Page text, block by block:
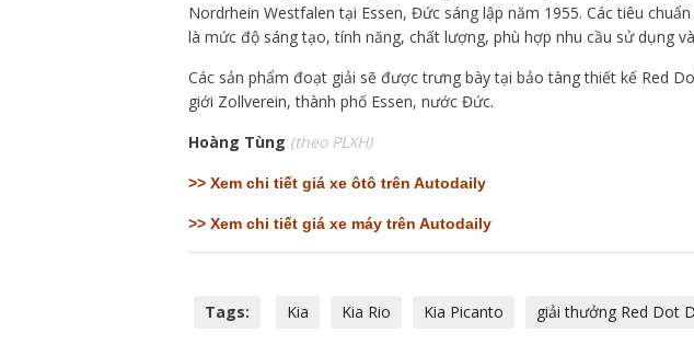
Nordrhein Westfalen tại Essen, Đức sáng lập năm 1955. Các tiêu
là mức độ sáng tạo, tính năng, chất lượng, phù hợp nhu cầu sử dụng
Các sản phẩm đoạt giải sẽ được trưng bày tại bảo tàng thiết kế Red
giới Zollverein, thành phố Essen, nước Đức.
Hoàng Tùng (theo PLXH)
>> Xem chi tiết giá xe ôtô trên Autodaily
>> Xem chi tiết giá xe máy trên Autodaily
Tags: Kia Kia Rio Kia Picanto giải thưởng Red Dot